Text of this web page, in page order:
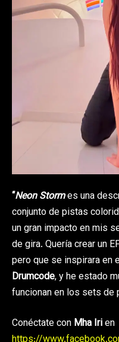
“Neon Stormes una
conjunto de pistas
un gran impacto en mis
de gira. Quería crear un
pero que se inspirara en
Drumcode, y he estado
funcionan en los sets de
Conéctate con Mha Irien